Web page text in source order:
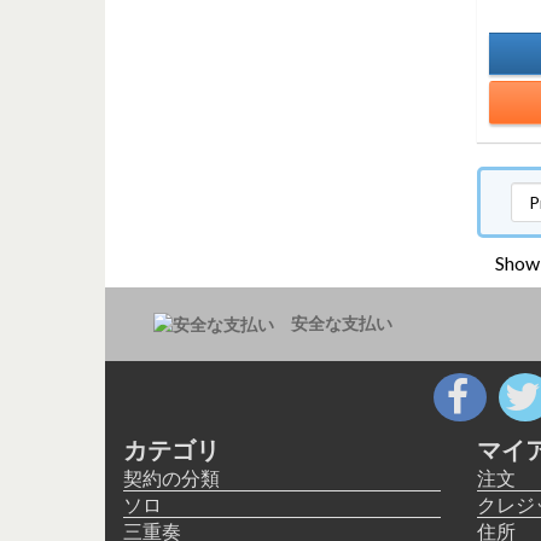
安全な支払い
カテゴリ
契約の分類
ソロ
三重奏
マイ
注文
クレジ
住所